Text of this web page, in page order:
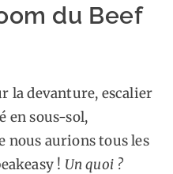
du Beef
la devanture, escalier
en sous-sol,
nous aurions tous les
! Un quoi ?